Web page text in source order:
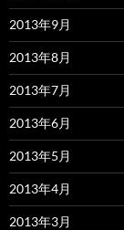
2013年9月
2013年8月
2013年7月
2013年6月
2013年5月
2013年4月
2013年3月